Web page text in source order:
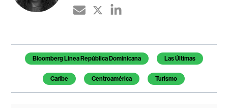
Temas de este artículo
Bloomberg Línea República Dominicana Las Últimas
Caribe Centroamérica Turismo